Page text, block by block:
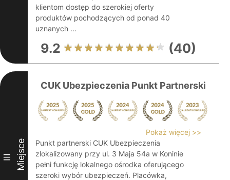
klientom dostęp do szerokiej oferty
produktów pochodzących od ponad 40
uznanych ...
9.2 (40)
III Miejsce
CUK Ubezpieczenia Punkt Partnerski
Pokaż więcej >>
Punkt partnerski CUK Ubezpieczenia
zlokalizowany przy ul. 3 Maja 54a w Koninie
pełni funkcję lokalnego ośrodka oferującego
szeroki wybór ubezpieczeń. Placówka,